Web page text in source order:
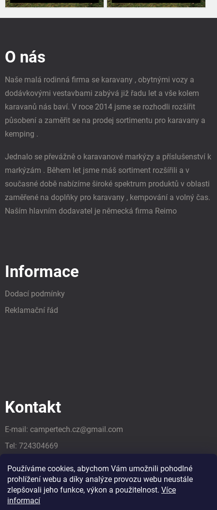
Používáme cookies, abychom Vám umožnili pohodlné
prohlížení webu a díky analýze provozu webu neustále
zlepšovali jeho funkce, výkon a použitelnost. Více
informací
O nás
Naše malá rodinná firma se karavany , obytnými vozy a
dodávkovými vestavbami zabývá již řadu let a vše kolem
karavanů nás baví. V roce 2014 jsme se rozhodli rozšířit
působení a zaměřit se na prodej sortimentu pro karavany a
kemping .
Jednalo se převážně o karavanové markýzy a příslušenství k
markýzám . Během let jsme máš sortiment rozšířili a v
současné době nabízíme široké spektrum produktů v oblasti
zaměřené na doplňky pro karavany , kempování a volný čas.
Naším hlavním dodavatel je německá firma Reimo
Informace
Dodací podmínky
Reklamační řád
Kontakt
E-mail: campertech.cz@gmail.com
Tel: 724304669